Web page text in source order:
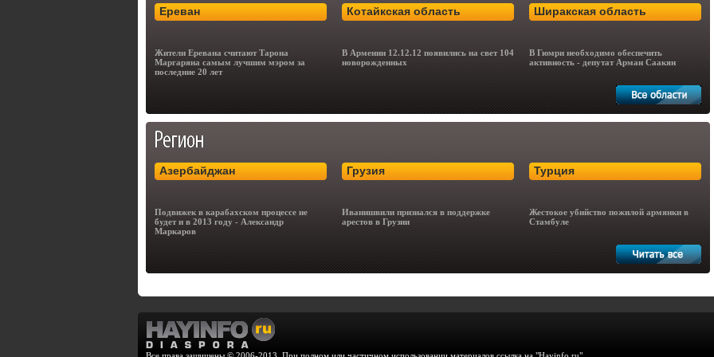
Ереван
Жители Еревана считают Тарона
Маргаряна самым лучшим мэром за
последние 20 лет
Котайкская область
В Армении 12.12.12 появились на свет 104
новорожденных
Ширакская область
В Гюмри необходимо обеспечить
активность - депутат Арман Саакян
Азербайджан
Подвижек в карабахском процессе не
будет и в 2013 году - Александр
Маркаров
Грузия
Иванишвили признался в поддержке
арестов в Грузии
Турция
Жестокое убийство пожилой армянки в
Стамбуле